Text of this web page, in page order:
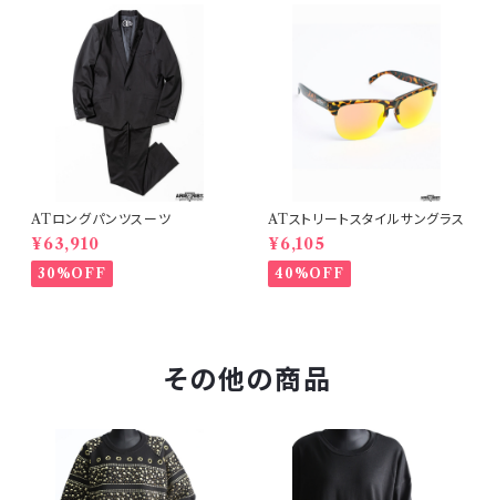
ATロングパンツスーツ
¥63,910
30%OFF
ATストリートスタイルサングラス
¥6,105
40%OFF
その他の商品